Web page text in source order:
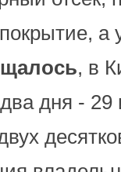
а
, в
дня - 29